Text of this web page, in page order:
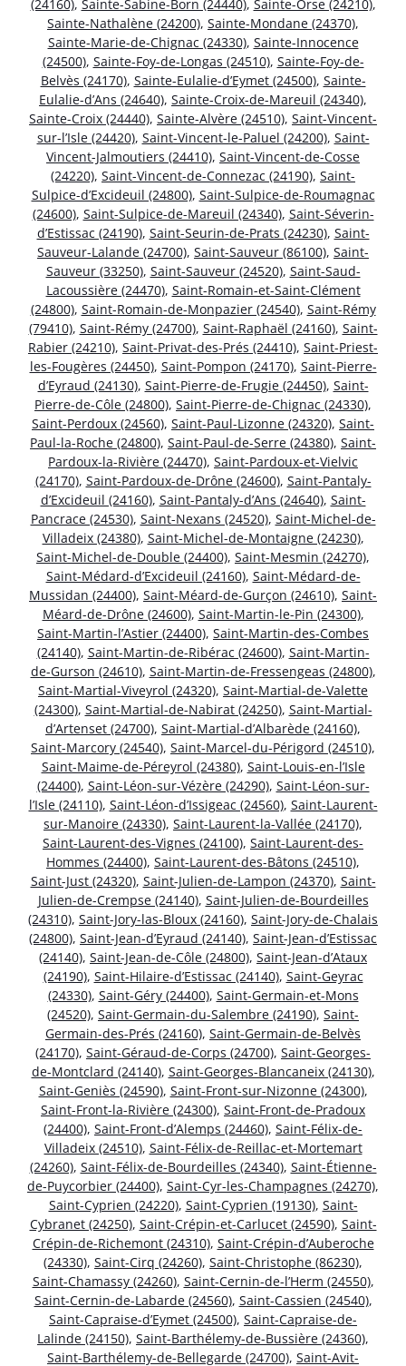
(24160), Sainte-Sabine-Born (24440), Sainte-Orse (24210),
Sainte-Nathalène (24200), Sainte-Mondane (24370),
Sainte-Marie-de-Chignac (24330), Sainte-Innocence
(24500), Sainte-Foy-de-Longas (24510), Sainte-Foy-de-
Belvès (24170), Sainte-Eulalie-d’Eymet (24500), Sainte-
Eulalie-d’Ans (24640), Sainte-Croix-de-Mareuil (24340),
Sainte-Croix (24440), Sainte-Alvère (24510), Saint-Vincent-
sur-l’Isle (24420), Saint-Vincent-le-Paluel (24200), Saint-
Vincent-Jalmoutiers (24410), Saint-Vincent-de-Cosse
(24220), Saint-Vincent-de-Connezac (24190), Saint-
Sulpice-d’Excideuil (24800), Saint-Sulpice-de-Roumagnac
(24600), Saint-Sulpice-de-Mareuil (24340), Saint-Séverin-
d’Estissac (24190), Saint-Seurin-de-Prats (24230), Saint-
Sauveur-Lalande (24700), Saint-Sauveur (86100), Saint-
Sauveur (33250), Saint-Sauveur (24520), Saint-Saud-
Lacoussière (24470), Saint-Romain-et-Saint-Clément
(24800), Saint-Romain-de-Monpazier (24540), Saint-Rémy
(79410), Saint-Rémy (24700), Saint-Raphaël (24160), Saint-
Rabier (24210), Saint-Privat-des-Prés (24410), Saint-Priest-
les-Fougères (24450), Saint-Pompon (24170), Saint-Pierre-
d’Eyraud (24130), Saint-Pierre-de-Frugie (24450), Saint-
Pierre-de-Côle (24800), Saint-Pierre-de-Chignac (24330),
Saint-Perdoux (24560), Saint-Paul-Lizonne (24320), Saint-
Paul-la-Roche (24800), Saint-Paul-de-Serre (24380), Saint-
Pardoux-la-Rivière (24470), Saint-Pardoux-et-Vielvic
(24170), Saint-Pardoux-de-Drône (24600), Saint-Pantaly-
d’Excideuil (24160), Saint-Pantaly-d’Ans (24640), Saint-
Pancrace (24530), Saint-Nexans (24520), Saint-Michel-de-
Villadeix (24380), Saint-Michel-de-Montaigne (24230),
Saint-Michel-de-Double (24400), Saint-Mesmin (24270),
Saint-Médard-d’Excideuil (24160), Saint-Médard-de-
Mussidan (24400), Saint-Méard-de-Gurçon (24610), Saint-
Méard-de-Drône (24600), Saint-Martin-le-Pin (24300),
Saint-Martin-l’Astier (24400), Saint-Martin-des-Combes
(24140), Saint-Martin-de-Ribérac (24600), Saint-Martin-
de-Gurson (24610), Saint-Martin-de-Fressengeas (24800),
Saint-Martial-Viveyrol (24320), Saint-Martial-de-Valette
(24300), Saint-Martial-de-Nabirat (24250), Saint-Martial-
d’Artenset (24700), Saint-Martial-d’Albarède (24160),
Saint-Marcory (24540), Saint-Marcel-du-Périgord (24510),
Saint-Maime-de-Péreyrol (24380), Saint-Louis-en-l’Isle
(24400), Saint-Léon-sur-Vézère (24290), Saint-Léon-sur-
l’Isle (24110), Saint-Léon-d’Issigeac (24560), Saint-Laurent-
sur-Manoire (24330), Saint-Laurent-la-Vallée (24170),
Saint-Laurent-des-Vignes (24100), Saint-Laurent-des-
Hommes (24400), Saint-Laurent-des-Bâtons (24510),
Saint-Just (24320), Saint-Julien-de-Lampon (24370), Saint-
Julien-de-Crempse (24140), Saint-Julien-de-Bourdeilles
(24310), Saint-Jory-las-Bloux (24160), Saint-Jory-de-Chalais
(24800), Saint-Jean-d’Eyraud (24140), Saint-Jean-d’Estissac
(24140), Saint-Jean-de-Côle (24800), Saint-Jean-d’Ataux
(24190), Saint-Hilaire-d’Estissac (24140), Saint-Geyrac
(24330), Saint-Géry (24400), Saint-Germain-et-Mons
(24520), Saint-Germain-du-Salembre (24190), Saint-
Germain-des-Prés (24160), Saint-Germain-de-Belvès
(24170), Saint-Géraud-de-Corps (24700), Saint-Georges-
de-Montclard (24140), Saint-Georges-Blancaneix (24130),
Saint-Geniès (24590), Saint-Front-sur-Nizonne (24300),
Saint-Front-la-Rivière (24300), Saint-Front-de-Pradoux
(24400), Saint-Front-d’Alemps (24460), Saint-Félix-de-
Villadeix (24510), Saint-Félix-de-Reillac-et-Mortemart
(24260), Saint-Félix-de-Bourdeilles (24340), Saint-Étienne-
de-Puycorbier (24400), Saint-Cyr-les-Champagnes (24270),
Saint-Cyprien (24220), Saint-Cyprien (19130), Saint-
Cybranet (24250), Saint-Crépin-et-Carlucet (24590), Saint-
Crépin-de-Richemont (24310), Saint-Crépin-d’Auberoche
(24330), Saint-Cirq (24260), Saint-Christophe (86230),
Saint-Chamassy (24260), Saint-Cernin-de-l’Herm (24550),
Saint-Cernin-de-Labarde (24560), Saint-Cassien (24540),
Saint-Capraise-d’Eymet (24500), Saint-Capraise-de-
Lalinde (24150), Saint-Barthélemy-de-Bussière (24360),
Saint-Barthélemy-de-Bellegarde (24700), Saint-Avit-